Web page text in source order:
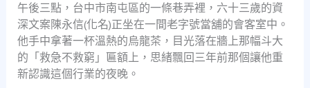
午後三點，台中市南屯區的一條巷弄裡，六十三歲的資
深文案陳永信(化名)正坐在一間老字號當舖的會客室中。
他手中拿著一杯溫熱的烏龍茶，目光落在牆上那幅斗大
的「救急不救窮」匾額上，思緒飄回三年前那個讓他重
新認識這個行業的夜晚。